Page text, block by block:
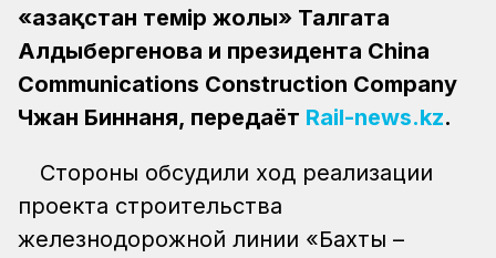
«Қазақстан темір жолы» Талгата
Алдыбергенова и президента China
Communications Construction Company
Чжан Биннаня, передаёт Rail-news.kz.
Стороны обсудили ход реализации
проекта строительства
железнодорожной линии «Бахты –